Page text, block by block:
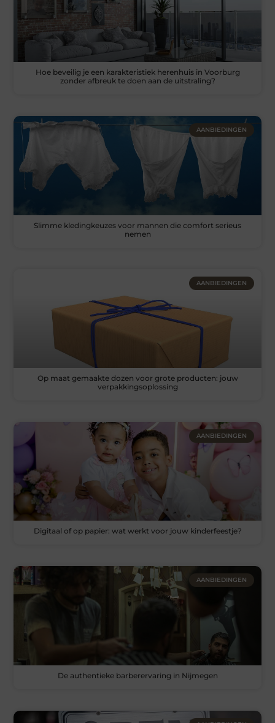
Hoe beveilig je een karakteristiek herenhuis in Voorburg
zonder afbreuk te doen aan de uitstraling?
AANBIEDINGEN
Slimme kledingkeuzes voor mannen die comfort serieus
nemen
AANBIEDINGEN
Op maat gemaakte dozen voor grote producten: jouw
verpakkingsoplossing
AANBIEDINGEN
Digitaal of op papier: wat werkt voor jouw kinderfeestje?
AANBIEDINGEN
De authentieke barberervaring in Nijmegen